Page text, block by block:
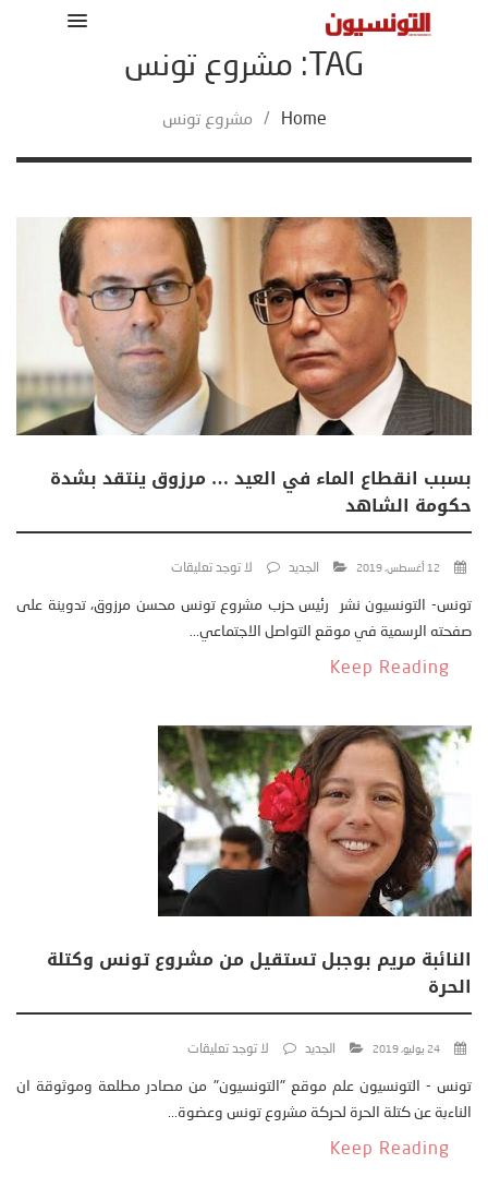
TAG: مشروع تونس
Home
/ مشروع تونس
بسبب انقطاع الماء في العيد … مرزوق ينتقد بشدة
حكومة الشاهد
12 أغسطس، 2019 الجديد لا توجد تعليقات
تونس- التونسيون نشر رئيس حزب مشروع تونس محسن مرزوق، تدوينة على
صفحته الرسمية في موقع التواصل الاجتماعي...
Keep Reading
النائبة مريم بوجبل تستقيل من مشروع تونس وكتلة
الحرة
24 يوليو، 2019 الجديد لا توجد تعليقات
تونس - التونسيون علم موقع "التونسيون" من مصادر مطلعة وموثوقة ان
الناءبة عن كتلة الحرة لحركة مشروع تونس وعضوة...
Keep Reading